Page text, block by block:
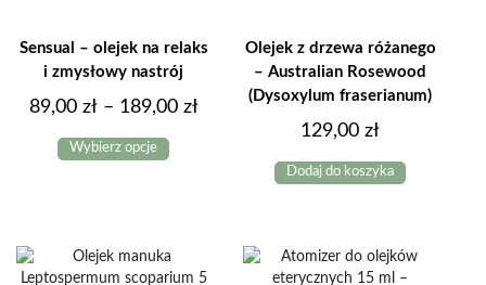
Sensual – olejek na relaks
i zmysłowy nastrój
89,00 zł – 189,00 złZakres
189,00 zł
Wybierz opcje
produkt
Olejek z drzewa różanego
– Australian Rosewood
(Dysoxylum fraserianum)
129,00 zł
Dodaj do koszyka